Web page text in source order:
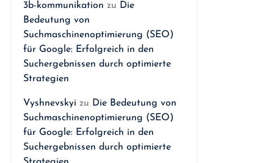
3b-kommunikation zu Die
Bedeutung von
Suchmaschinenoptimierung (SEO)
für Google: Erfolgreich in den
Suchergebnissen durch optimierte
Strategien
Vyshnevskyi zu Die Bedeutung von
Suchmaschinenoptimierung (SEO)
für Google: Erfolgreich in den
Suchergebnissen durch optimierte